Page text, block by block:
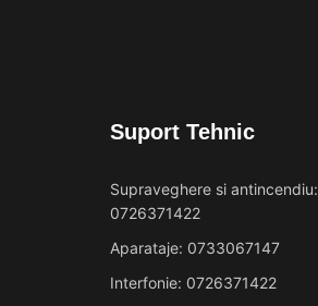
Suport Tehnic
Supraveghere si antincendiu:
0726371422
Aparataje: 0733067147
Interfonie: 0726371422